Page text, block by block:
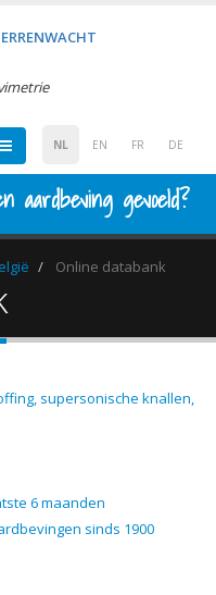
NL EN FR DE
aardbeving gevoeld?
Online databank
supersonische knallen,
6 maanden
sinds 1900